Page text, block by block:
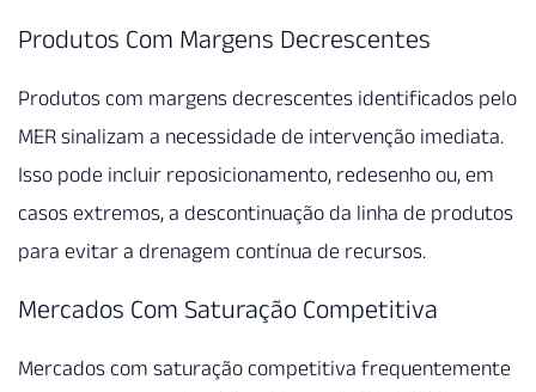
Produtos Com Margens Decrescentes
Produtos com margens decrescentes identificados pelo
MER sinalizam a necessidade de intervenção imediata.
Isso pode incluir reposicionamento, redesenho ou, em
casos extremos, a descontinuação da linha de produtos
para evitar a drenagem contínua de recursos.
Mercados Com Saturação Competitiva
Mercados com saturação competitiva frequentemente